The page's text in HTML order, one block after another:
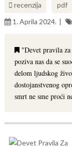
recenzija
pdf
1. Aprila 2024.
"Devet pravila za
poziva nas da se
delom ljudskog
dostojanstvenog
smrt ne sme proći